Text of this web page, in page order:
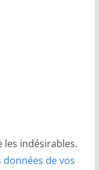
les indésirables.
de vos